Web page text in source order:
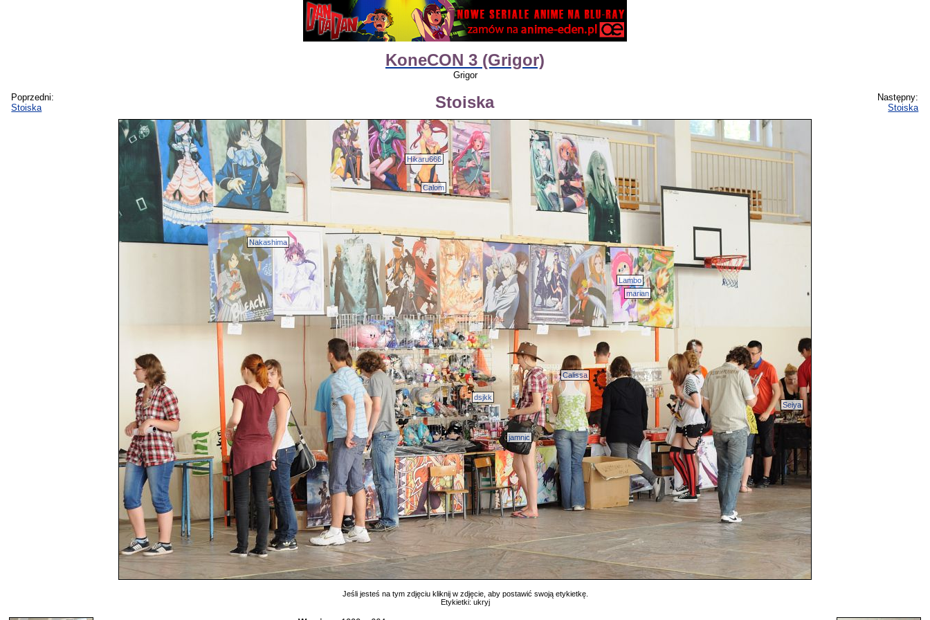
KoneCON 3 (Grigor)
Grigor
Poprzedni:
Stoiska
Stoiska
Następny:
Stoiska
Calissa
Calom
dsjkk
Hikaru666
jamnic
Lambo
marian
Nakashima
Seiya
Jeśli jesteś na tym zdjęciu kliknij w zdjęcie, aby postawić swoją etykietkę.
Etykietki: ukryj